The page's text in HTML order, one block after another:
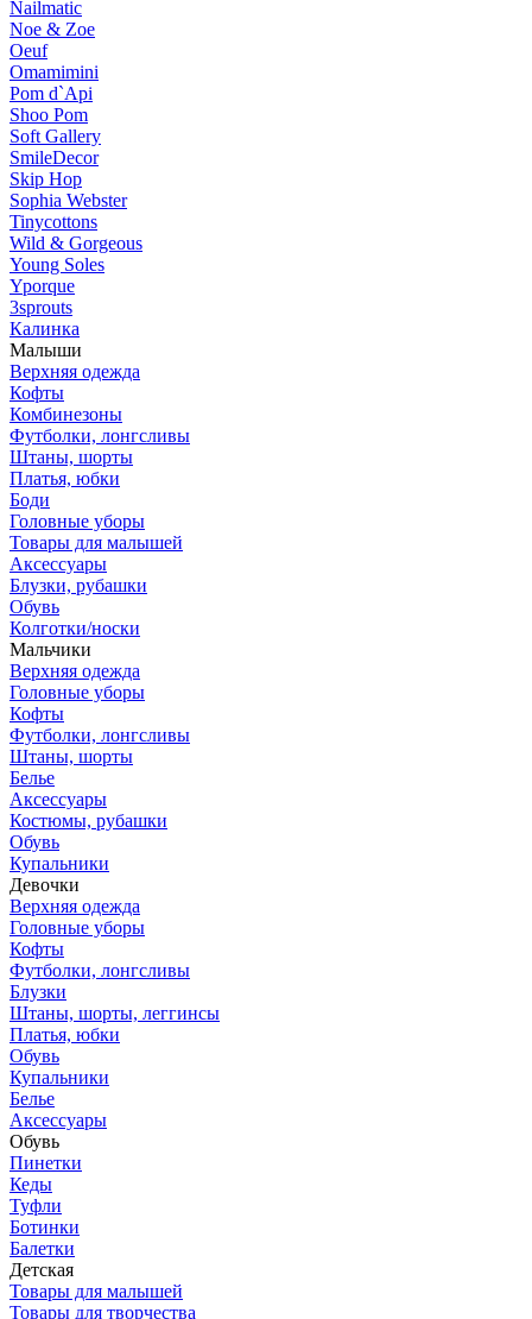
Nailmatic
Noe & Zoe
Oeuf
Omamimini
Pom d`Api
Shoo Pom
Soft Gallery
SmileDecor
Skip Hop
Sophia Webster
Tinycottons
Wild & Gorgeous
Young Soles
Yporque
3sprouts
Калинка
Малыши
Верхняя одежда
Кофты
Комбинезоны
Футболки, лонгсливы
Штаны, шорты
Платья, юбки
Боди
Головные уборы
Товары для малышей
Аксессуары
Блузки, рубашки
Обувь
Колготки/носки
Мальчики
Верхняя одежда
Головные уборы
Кофты
Футболки, лонгсливы
Штаны, шорты
Белье
Аксессуары
Костюмы, рубашки
Обувь
Купальники
Девочки
Верхняя одежда
Головные уборы
Кофты
Футболки, лонгсливы
Блузки
Штаны, шорты, леггинсы
Платья, юбки
Обувь
Купальники
Белье
Аксессуары
Обувь
Пинетки
Кеды
Туфли
Ботинки
Балетки
Детская
Товары для малышей
Товары для творчества